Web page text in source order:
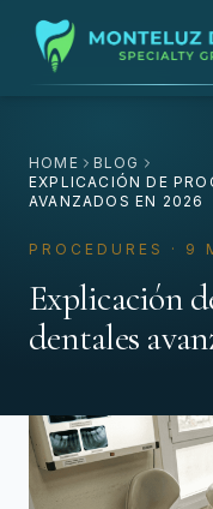
HOME
BLOG
EXPLICACIÓN DE
AVANZADOS EN 2026
PROCEDURES · 9
Explicación
dentales